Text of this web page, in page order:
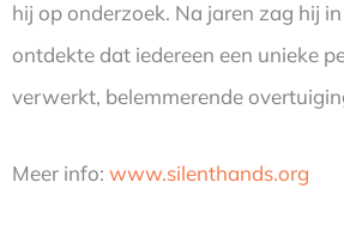
hij op onderzoek. Na jaren zag hij
ontdekte dat iedereen een unieke
verwerkt, belemmerende
Meer info: www.silenthands.org